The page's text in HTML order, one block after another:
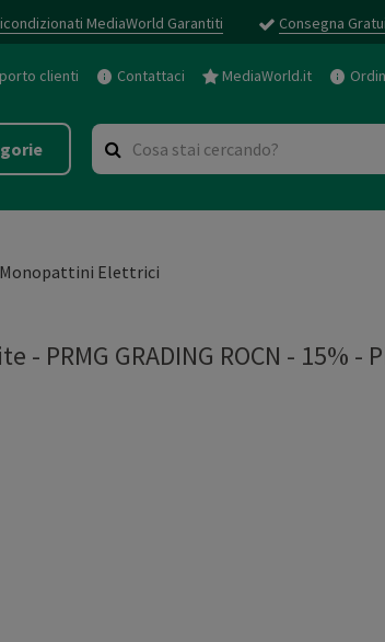
MediaWorld Garantiti Consegna
clienti Contattaci MediaWorld.it
Monopattini Elettrici
- PRMG GRADING ROCN - 15% -